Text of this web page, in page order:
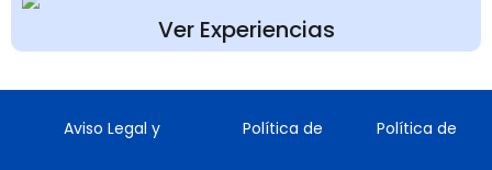
Ver Experiencias
Aviso Legal y Política de Política de